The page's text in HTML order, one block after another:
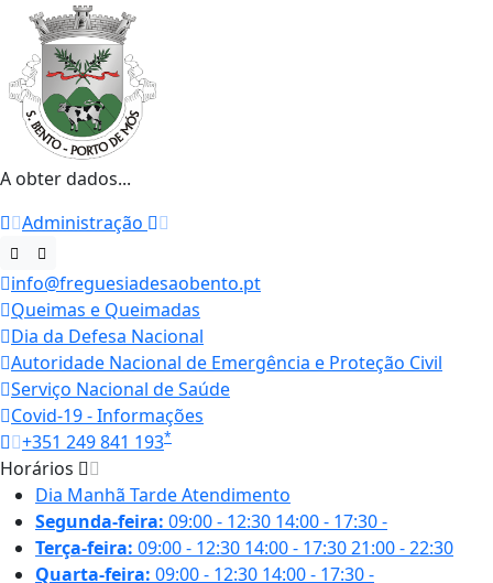
A obter dados...
Administração
info@freguesiadesaobento.pt
Queimas e Queimadas
Dia da Defesa Nacional
Autoridade Nacional de Emergência e Proteção Civil
Serviço Nacional de Saúde
Covid-19 - Informações
+351 249 841 193*
Horários
Dia Manhã TardeAtendimento
Segunda-feira: 09:00 - 12:30 14:00 - 17:30-
Terça-feira: 09:00 - 12:30 14:00 - 17:3021:00 - 22:30
Quarta-feira: 09:00 - 12:30 14:00 - 17:30-